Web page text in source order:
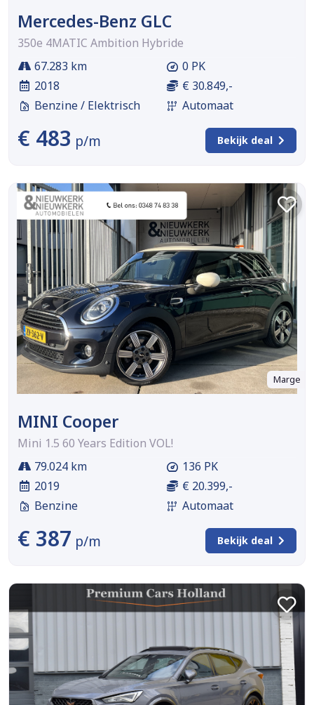
Mercedes-Benz GLC
350e 4MATIC Ambition Hybride
67.283 km
2018
Benzine / Elektrisch
0 PK
€ 30.849,-
Automaat
€ 483 p/m Bekijk deal
Marge
MINI Cooper
Mini 1.5 60 Years Edition VOL!
79.024 km
2019
Benzine
136 PK
€ 20.399,-
Automaat
€ 387 p/m Bekijk deal